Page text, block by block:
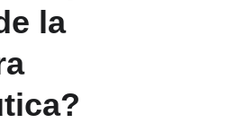
la